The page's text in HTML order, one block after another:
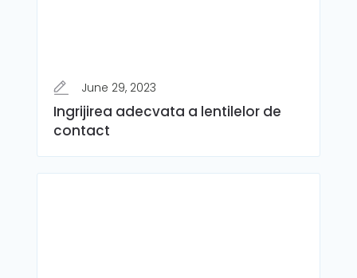
June 29, 2023
Ingrijirea adecvata a lentilelor de
contact